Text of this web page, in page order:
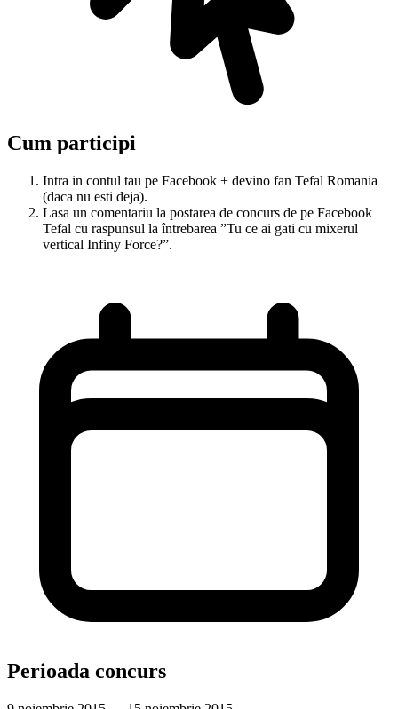
Cum participi
Intra in contul tau pe Facebook + devino fan Tefal Romania
(daca nu esti deja).
Lasa un comentariu la postarea de concurs de pe Facebook
Tefal cu raspunsul la întrebarea ”Tu ce ai gati cu mixerul
vertical Infiny Force?”.
Perioada concurs